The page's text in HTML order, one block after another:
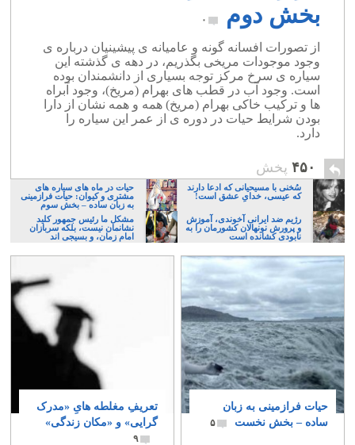
بخش دوم
۰
از تصورات افسانه گونه و عامیانه ی پیشینیان درباره ی
وجود موجودات مریخی بگذریم، در دهه ی گذشته این
سیاره ی سرخ مرکز توجه بسیاری از دانشمندان بوده
است. وجود آب در قطب های بهرام (مریخ)، وجود آبراه
ها و ترکیب خاکی بهرام (مریخ) همه و همه نشان از دارا
بودن شرایط حیات در دوره ی از عمر این سیاره را
دارد.
۴۵۰ پخش
سُخنی با مسیحیانی که ادعا دارند
که عیسی، خدایِ عشق است!
حیات در ماه های سیاره های
مشتری و کیوان: حیات فرازمینی
به زبان ساده – بخش سوم
رژیم ضد ایرانی آخوندی، آموزش
و پرورش نونهالان کشورمان را به
نابودی کشانده است
مشکل ما رئیس جمهور کلید
نشانمان نیست، بلکه سربازان
امام زمان، و بسیجی اند
حیات فرازمینی به زبان
ساده – بخش نخست
۵
تعریفِ مغلطه هایِ «مدرک
گرایی» و «مکان زندگی»
۹